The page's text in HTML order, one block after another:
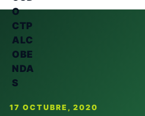
17 OCTUBRE, 2020